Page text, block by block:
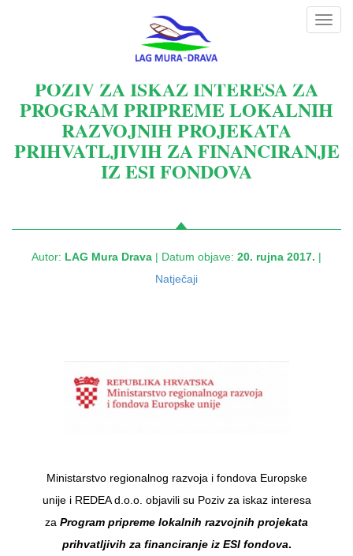
POZIV ZA ISKAZ INTERESA ZA
PROGRAM PRIPREME LOKALNIH
RAZVOJNIH PROJEKATA
PRIHVATLJIVIH ZA FINANCIRANJE
IZ ESI FONDOVA
Autor: LAG Mura Drava | Datum objave: 20. rujna 2017. |
Natječaji
Ministarstvo regionalnog razvoja i fondova Europske
unije i REDEA d.o.o. objavili su Poziv za iskaz interesa
za Program pripreme lokalnih razvojnih projekata
prihvatljivih za financiranje iz ESI fondova.